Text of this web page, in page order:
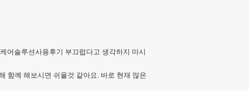
어솔루션사용후기 부끄럽다고 생각하지 마시
함께 해보시면 쉬울것 같아요. 바로 현재 많은